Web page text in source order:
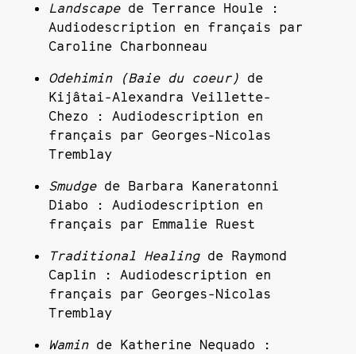
Landscape de Terrance Houle :
Audiodescription en français par
Caroline Charbonneau
Odehimin (Baie du coeur) de
Kijâtai-Alexandra Veillette-
Chezo : Audiodescription en
français par Georges-Nicolas
Tremblay
Smudgede Barbara Kaneratonni
Diabo : Audiodescription en
français par Emmalie Ruest
Traditional Healing de Raymond
Caplin : Audiodescription en
français par Georges-Nicolas
Tremblay
Waminde Katherine Nequado :